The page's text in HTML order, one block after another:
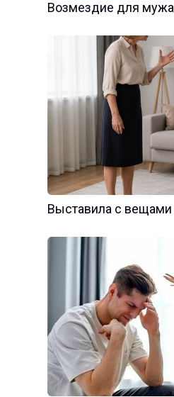
Возмездие для мужа
Выставила с вещами